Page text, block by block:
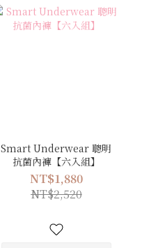
Smart Underwear 聰明
抗菌內褲【六入組】
NT$1,880
NT$2,520